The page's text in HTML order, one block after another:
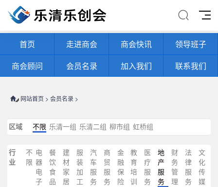
首页 走进商会 商会快讯
领导班子
商会顾问
会员名录 加入我们 联系我们
网站首页 > 会员名录 >
区域 不限 乐清一组 乐清二组 柳市组 虹桥组
行
业
不
限
电
器
电
子
餐
饮
食
品
建
材
家
居
服
装
加
工
汽
车
服
务
商
贸
服
务
金
融
保
险
教
育
培
训
医
疗
服
务
地
产
服
务
财
务
管
理
法
律
服
务
文
化
传
媒